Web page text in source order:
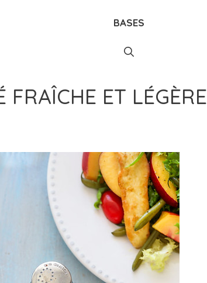
BASES
FRAÎCHE ET LÉGÈRE